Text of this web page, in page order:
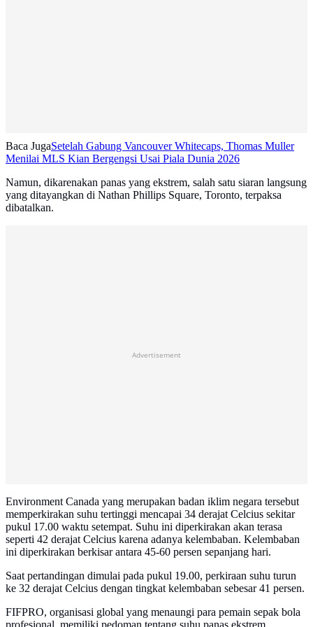
Baca JugaSetelah Gabung Vancouver Whitecaps, Thomas Muller
Menilai MLS Kian Bergengsi Usai Piala Dunia 2026
Namun, dikarenakan panas yang ekstrem, salah satu siaran langsung
yang ditayangkan di Nathan Phillips Square, Toronto, terpaksa
dibatalkan.
Advertisement
Environment Canada yang merupakan badan iklim negara tersebut
memperkirakan suhu tertinggi mencapai 34 derajat Celcius sekitar
pukul 17.00 waktu setempat. Suhu ini diperkirakan akan terasa
seperti 42 derajat Celcius karena adanya kelembaban. Kelembaban
ini diperkirakan berkisar antara 45-60 persen sepanjang hari.
Saat pertandingan dimulai pada pukul 19.00, perkiraan suhu turun
ke 32 derajat Celcius dengan tingkat kelembaban sebesar 41 persen.
FIFPRO, organisasi global yang menaungi para pemain sepak bola